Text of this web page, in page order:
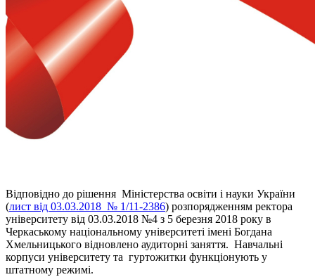
Відповідно до рішення Міністерства освіти і науки України
(лист від 03.03.2018 № 1/11-2386) розпорядженням ректора
університету від 03.03.2018 №4 з 5 березня 2018 року в
Черкаському національному університеті імені Богдана
Хмельницького відновлено аудиторні заняття. Навчальні
корпуси університету та гуртожитки функціонують у
штатному режимі.